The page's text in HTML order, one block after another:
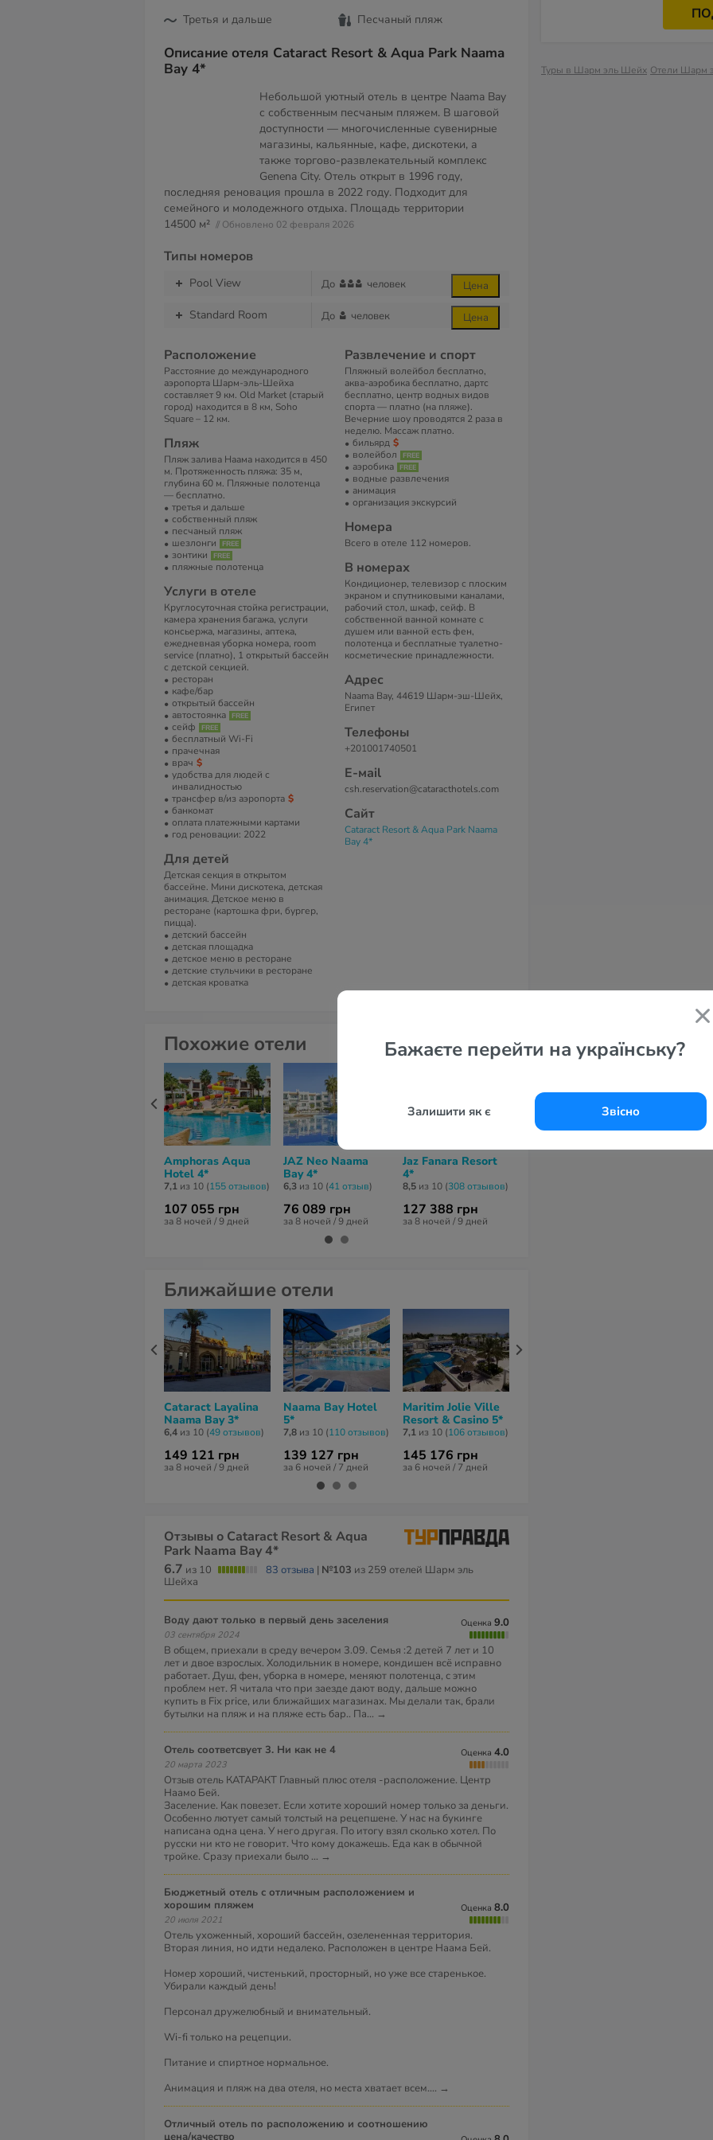
Бажаєте перейти на українську?
Залишити як є Звісно
Третья и дальше Песчаный пляж
Описание отеля Cataract Resort & Aqua Park Naama
Bay 4*
Небольшой уютный отель в центре Naama Bay
с собственным песчаным пляжем. В шаговой
доступности — многочисленные сувенирные
магазины, кальянные, кафе, дискотеки, а
также торгово-развлекательный комплекс
Genena City. Отель открыт в 1996 году,
последняя реновация прошла в 2022 году. Подходит для
семейного и молодежного отдыха. Площадь территории
14500 м² // Обновлено 02 февраля 2026
Типы номеров
Pool View До человек Цена
Standard Room До человек Цена
Расположение
Расстояние до международного
аэропорта Шарм-эль-Шейха
составляет 9 км. Old Market (старый
город) находится в 8 км, Soho
Square – 12 км.
Пляж
Пляж залива Наама находится в 450
м. Протяженность пляжа: 35 м,
глубина 60 м. Пляжные полотенца
— бесплатно.
третья и дальше
собственный пляж
песчаный пляж
шезлонги
зонтики
пляжные полотенца
Услуги в отеле
Круглосуточная стойка регистрации,
камера хранения багажа, услуги
консьержа, магазины, аптека,
ежедневная уборка номера, room
service (платно), 1 открытый бассейн
с детской секцией.
ресторан
кафе/бар
открытый бассейн
автостоянка
сейф
бесплатный Wi-Fi
прачечная
врач
удобства для людей с
инвалидностью
трансфер в/из аэропорта
банкомат
оплата платежными картами
год реновации: 2022
Для детей
Детская секция в открытом
бассейне. Мини дискотека, детская
анимация. Детское меню в
ресторане (картошка фри, бургер,
пицца).
детский бассейн
детская площадка
детское меню в ресторане
детские стульчики в ресторане
детская кроватка
Развлечение и спорт
Пляжный волейбол бесплатно,
аква-аэробика бесплатно, дартс
бесплатно, центр водных видов
спорта — платно (на пляже).
Вечерние шоу проводятся 2 раза в
неделю. Массаж платно.
бильярд
волейбол
аэробика
водные развлечения
анимация
организация экскурсий
Номера
Всего в отеле 112 номеров.
В номерах
Кондиционер, телевизор с плоским
экраном и спутниковыми каналами,
рабочий стол, шкаф, сейф. В
собственной ванной комнате с
душем или ванной есть фен,
полотенца и бесплатные туалетно-
косметические принадлежности.
Адрес
Naama Bay, 44619 Шарм-эш-Шейх,
Египет
Телефоны
+201001740501
Е-маil
csh.reservation@cataracthotels.com
Сайт
Cataract Resort & Aqua Park Naama
Bay 4*
Туры в Шарм эль Шейх Отели Шарм
Похожие отели
Amphoras Aqua
Hotel 4*
7,1 из 10 (155 отзывов)
107 055 грн
за 8 ночей / 9 дней
JAZ Neo Naama
Bay 4*
6,3 из 10 (41 отзыв)
76 089 грн
за 8 ночей / 9 дней
Jaz Fanara Resort
4*
8,5 из 10 (308 отзывов)
127 388 грн
за 8 ночей / 9 дней
Ближайшие отели
Cataract Layalina
Naama Bay 3*
6,4 из 10 (49 отзывов)
149 121 грн
за 8 ночей / 9 дней
Naama Bay Hotel
5*
7,8 из 10 (110 отзывов)
139 127 грн
за 6 ночей / 7 дней
Maritim Jolie Ville
Resort & Casino 5*
7,1 из 10 (106 отзывов)
145 176 грн
за 6 ночей / 7 дней
Отзывы о Cataract Resort & Aqua
Park Naama Bay 4*
6.7 из 10 83 отзыва | №103 из 259 отелей Шарм эль
Шейха
Воду дают только в первый день заселения
03 сентября 2024
Оценка
9.0
В общем, приехали в среду вечером 3.09. Семья :2 детей 7 лет и 10
лет и двое взрослых. Холодильник в номере, кондишен всё исправно
работает. Душ, фен, уборка в номере, меняют полотенца, с этим
проблем нет. Я читала что при заезде дают воду, дальше можно
купить в Fix price, или ближайших магазинах. Мы делали так, брали
бутылки на пляж и на пляже есть бар.. Па... →
Отель соответсвует 3. Ни как не 4
20 марта 2023
Оценка
4.0
Отзыв отель КАТАРАКТ Главный плюс отеля -расположение. Центр
Наамо Бей.
Заселение. Как повезет. Если хотите хороший номер только за деньги.
Особенно лютует самый толстый на рецепшене. У нас на букинге
написана одна цена. У него другая. По итогу взял сколько хотел. По
русски ни кто не говорит. Что кому докажешь. Еда как в обычной
тройке. Сразу приехали было ... →
Бюджетный отель с отличным расположением и
хорошим пляжем
20 июля 2021
Оценка
8.0
Отель ухоженный, хороший бассейн, озелененная территория.
Вторая линия, но идти недалеко. Расположен в центре Наама Бей.
Номер хороший, чистенький, просторный, но уже все старенькое.
Убирали каждый день!
Персонал дружелюбный и внимательный.
Wi-fi только на рецепции.
Питание и спиртное нормальное.
Анимация и пляж на два отеля, но места хватает всем.... →
Отличный отель по расположению и соотношению
цена/качество